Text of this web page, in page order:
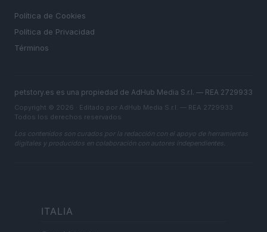
Política de Cookies
Política de Privacidad
Términos
petstory.es es una propiedad de AdHub Media S.r.l. — REA 2729933
Copyright © 2026 · Editado por AdHub Media S.r.l. — REA 2729933
Todos los derechos reservados
Los contenidos son curados por la redacción con el apoyo de herramientas
digitales y producidos en colaboración con autores independientes.
ITALIA